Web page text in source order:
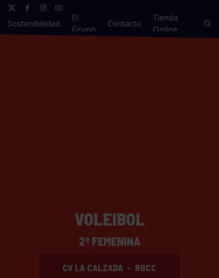
Sostenibilidad
El
Grupo
Contacto
Tienda
Online
VOLEIBOL
2ª FEMENINA
CV LA CALZADA - RGCC